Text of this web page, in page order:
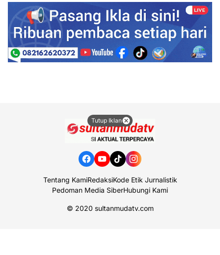
Tutup Iklan
Tentang KamiRedaksiKode Etik Jurnalistik
Pedoman Media SiberHubungi Kami
© 2020 sultanmudatv.com